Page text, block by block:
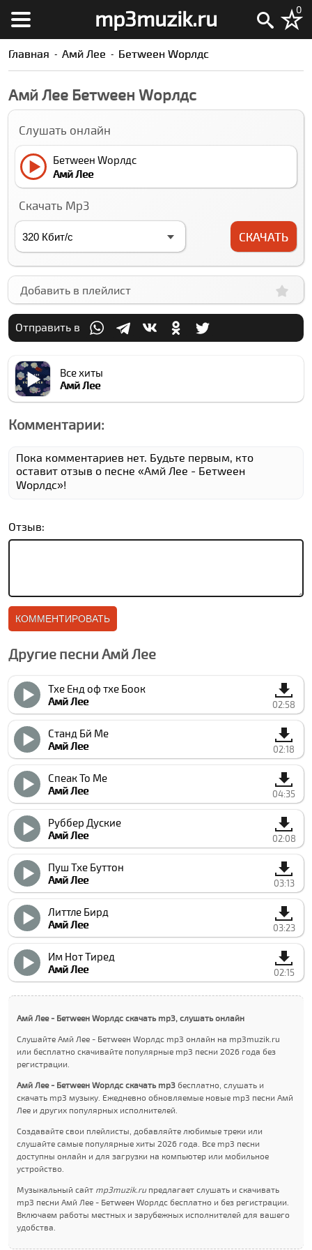
mp3muzik.ru 0
Главная Амй Лее Бетwеен Wорлдс
Амй Лее Бетwеен Wорлдс
Слушать онлайн
Бетwеен Wорлдс
Амй Лее
Скачать Mp3
СКАЧАТЬ
Добавить в плейлист
Отправить в
Все хиты
Амй Лее
Комментарии:
Пока комментариев нет. Будьте первым, кто
оставит отзыв о песне «Амй Лее - Бетwеен
Wорлдс»!
Отзыв:
Другие песни Амй Лее
Тхе Енд оф тхе Боок
Амй Лее
02:58
Станд Бй Ме
Амй Лее
02:18
Спеак То Ме
Амй Лее
04:35
Руббер Дуcкие
Амй Лее
02:08
Пуш Тхе Буттон
Амй Лее
03:13
Литтле Бирд
Амй Лее
03:23
Им Нот Тиред
Амй Лее
02:15
Амй Лее - Бетwеен Wорлдс скачать mp3, слушать онлайн
Слушайте Амй Лее - Бетwеен Wорлдс mp3 онлайн на mp3muzik.ru
или бесплатно скачивайте популярные mp3 песни 2026 года без
регистрации.
Амй Лее - Бетwеен Wорлдс скачать mp3 бесплатно, слушать и
скачать mp3 музыку. Ежедневно обновляемые новые mp3 песни Амй
Лее и других популярных исполнителей.
Создавайте свои плейлисты, добавляйте любимые треки или
слушайте самые популярные хиты 2026 года. Все mp3 песни
доступны онлайн и для загрузки на компьютер или мобильное
устройство.
Музыкальный сайт mp3muzik.ruпредлагает слушать и скачивать
mp3 песни Амй Лее - Бетwеен Wорлдс бесплатно и без регистрации.
Включаем работы местных и зарубежных исполнителей для вашего
удобства.